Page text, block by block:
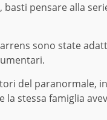
pensare alla
sono state
del paranormale,
la stessa famiglia